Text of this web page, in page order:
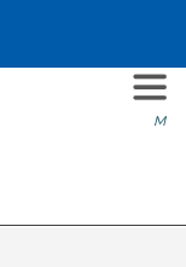
Menu
VOCÊ
ESG
NÓS